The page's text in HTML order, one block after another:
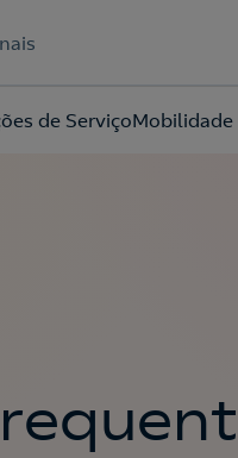
de ServiçoMobilidade
la política de